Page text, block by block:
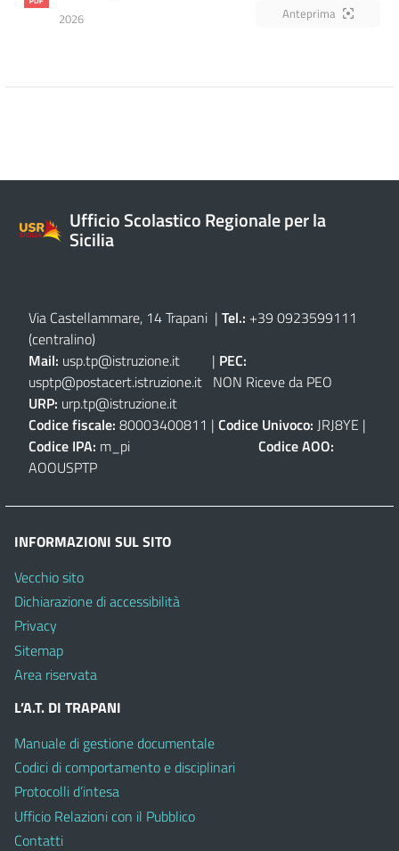
2026
Anteprima
Ufficio Scolastico Regionale per la
Sicilia
Via Castellammare, 14 Trapani | Tel.: +39 0923599111
(centralino)
Mail: usp.tp@istruzione.it | PEC:
usptp@postacert.istruzione.it NON Riceve da PEO
URP: urp.tp@istruzione.it
Codice fiscale: 80003400811 | Codice Univoco: JRJ8YE |
Codice IPA: m_pi Codice AOO:
AOOUSPTP
INFORMAZIONI SUL SITO
Vecchio sito
Dichiarazione di accessibilità
Privacy
Sitemap
Area riservata
L’A.T. DI TRAPANI
Manuale di gestione documentale
Codici di comportamento e disciplinari
Protocolli d’intesa
Ufficio Relazioni con il Pubblico
Contatti